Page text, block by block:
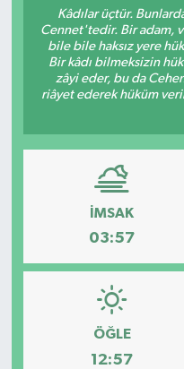
Kâdılar üçtür.
Cennet'tedir. Bir adam,
bile bile haksız yere
Bir kâdı bilmeksizin
zâyi eder, bu da
riâyet ederek hüküm
İMSAK
03:57
ÖĞLE
12:57